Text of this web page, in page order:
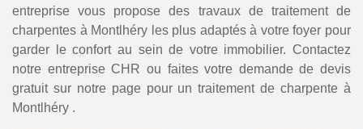
entreprise vous propose des travaux de traitement de
charpentes à Montlhéry les plus adaptés à votre foyer pour
garder le confort au sein de votre immobilier. Contactez
notre entreprise CHR ou faites votre demande de devis
gratuit sur notre page pour un traitement de charpente à
Montlhéry .